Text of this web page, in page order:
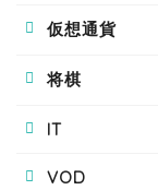
仮想通貨
将棋
IT
VOD